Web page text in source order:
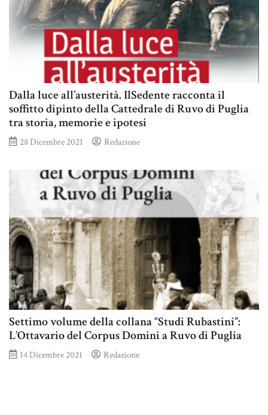
Dalla luce all’austerità. IlSedente racconta il
soffitto dipinto della Cattedrale di Ruvo di Puglia
tra storia, memorie e ipotesi
28 Dicembre 2021 Redazione
Settimo volume della collana “Studi Rubastini”:
L’Ottavario del Corpus Domini a Ruvo di Puglia
14 Dicembre 2021 Redazione